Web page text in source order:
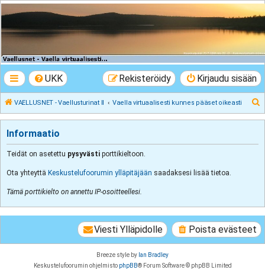
VAELLUSNET -
Vaellusturinat II
UKK Kirjaudu sisään
Rekisteröidy
VAELLUSNET - Vaellusturinat II Vaella virtuaalisesti kunnes pääset oikeasti
Informaatio
Teidät on asetettu pysyvästi porttikieltoon.
Ota yhteyttä Keskustelufoorumin ylläpitäjään saadaksesi lisää tietoa.
Tämä porttikielto on annettu IP-osoitteellesi.
Poista evästeet
Viesti Ylläpidolle
Breeze style by Ian Bradley
Keskustelufoorumin ohjelmisto phpBB® Forum Software © phpBB Limited